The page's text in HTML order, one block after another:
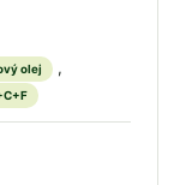
olej ,